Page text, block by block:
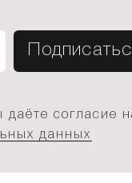
согласие
данных